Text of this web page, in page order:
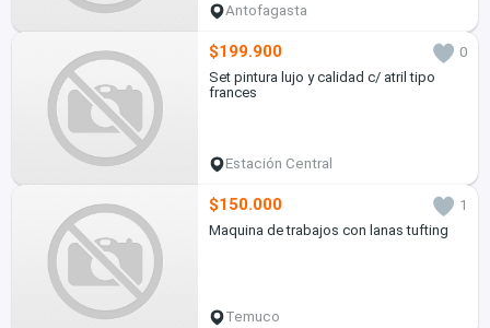
Antofagasta
$199.900
0
Set pintura lujo y calidad c/ atril tipo
frances
Estación Central
$150.000
1
Maquina de trabajos con lanas tufting
Temuco